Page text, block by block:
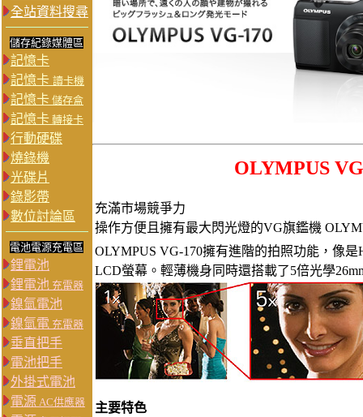
全站資料搜尋
儲存紀錄媒體區
記憶卡
記憶卡 讀卡機
記憶卡 儲存盒
記憶卡 轉接卡
行動硬碟
燒錄機
光碟片
錄影帶
數位討論區
電池電源充電區
鋰電池
鋰電池 充電器
鎳氫電池
鎳氫電 充電器
垂直把手
電池把手
外掛式電池
電源 AC供應器
OLYMPUS
充滿市場競爭力
操作方便且擁有最大閃光燈的VG旗鑑機
OLYMPUS VG-170擁有進階的拍照功能，像
LCD螢幕。輕薄機身同時還搭載了5倍光學
主要特色